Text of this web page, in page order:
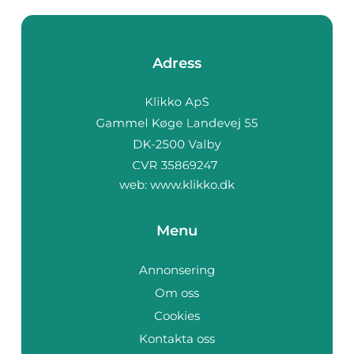
Adress
web: www.klikko.dk
Menu
Annonsering
Om oss
Cookies
Kontakta oss